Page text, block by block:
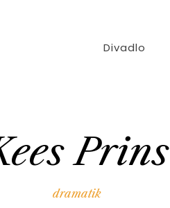
Divadlo
Prins
dramatik